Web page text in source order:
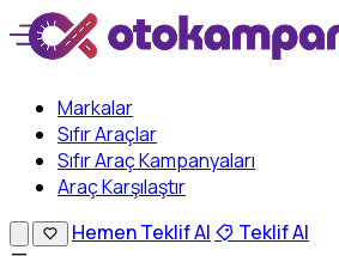
Markalar
Sıfır Araçlar
Sıfır Araç Kampanyaları
Araç Karşılaştır
Hemen Teklif Al
Teklif Al